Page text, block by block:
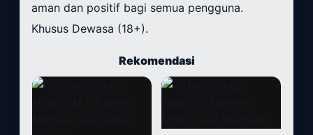
aman dan positif bagi semua pengguna.
Khusus Dewasa (18+).
Rekomendasi